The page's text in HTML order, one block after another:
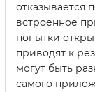
отказывается
встроенное
попытки
приводят к
могут быть
самого